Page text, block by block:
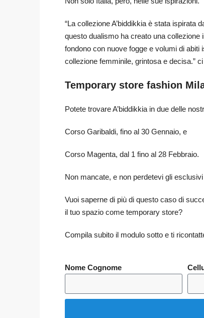
“La collezione A’biddikkia è stata ispirata
questo dualismo ha creato una
fondono con nuove fogge e volumi di abiti
collezione femminile, grintosa e decisa.”
Temporary store fashion
Potete trovare A’biddikkia in due delle
Corso Garibaldi, fino al 30 Gennaio, e
Corso Magenta, dal 1 fino al 28 Febbraio.
Non mancate, e non perdetevi gli
Vuoi saperne di più di questo caso di
il tuo spazio come temporary store?
Compila subito il modulo sotto e ti
Nome Cognome